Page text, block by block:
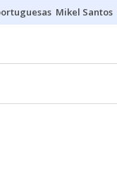
Mikel Santos